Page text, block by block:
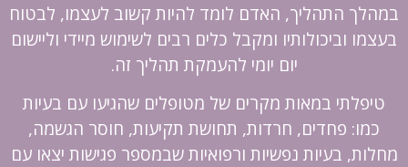
במהלך התהליך, האדם לומד להיות קשוב לעצמו, לבטוח
בעצמו וביכולותיו ומקבל כלים רבים לשימוש מיידי וליישום
יום יומי להעמקת תהליך זה.
טיפלתי במאות מקרים של מטופלים שהגיעו עם בעיות
כמו: פחדים, חרדות, תחושת תקיעות, חוסר הגשמה,
מחלות, בעיות נפשיות ורפואיות שבמספר פגישות יצאו עם